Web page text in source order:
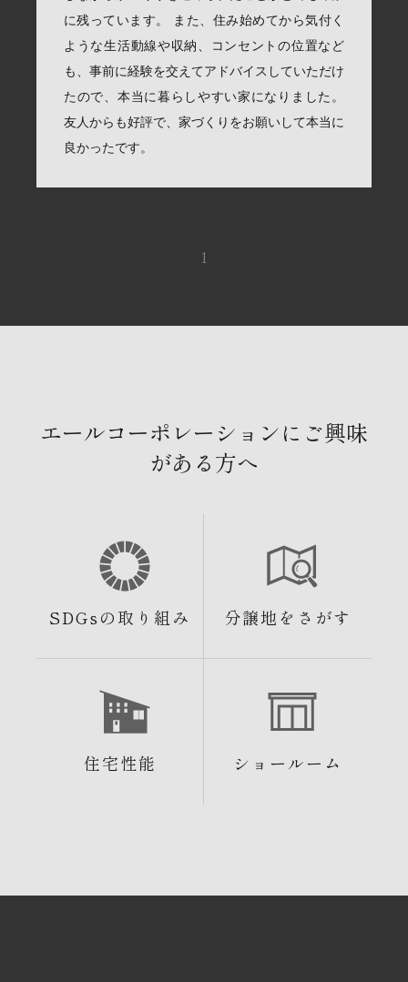
に残っています。 また、住み始めてから気付く
ような生活動線や収納、コンセントの位置など
も、事前に経験を交えてアドバイスしていただけ
たので、本当に暮らしやすい家になりました。
友人からも好評で、家づくりをお願いして本当に
良かったです。
1
エールコーポレーションにご興味
がある方へ
SDGsの取り組み 分譲地をさがす
住宅性能 ショールーム